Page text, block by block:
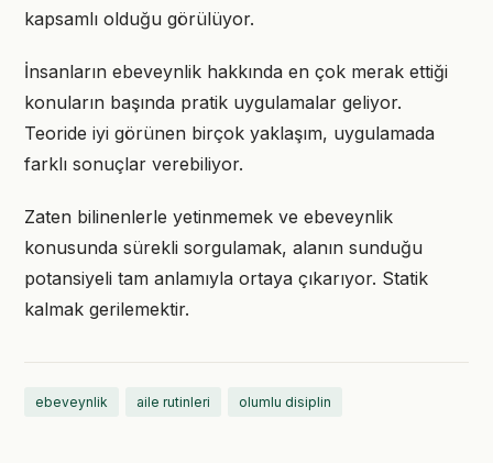
kapsamlı olduğu görülüyor.
İnsanların ebeveynlik hakkında en çok merak ettiği
konuların başında pratik uygulamalar geliyor.
Teoride iyi görünen birçok yaklaşım, uygulamada
farklı sonuçlar verebiliyor.
Zaten bilinenlerle yetinmemek ve ebeveynlik
konusunda sürekli sorgulamak, alanın sunduğu
potansiyeli tam anlamıyla ortaya çıkarıyor. Statik
kalmak gerilemektir.
ebeveynlik aile rutinleri olumlu disiplin